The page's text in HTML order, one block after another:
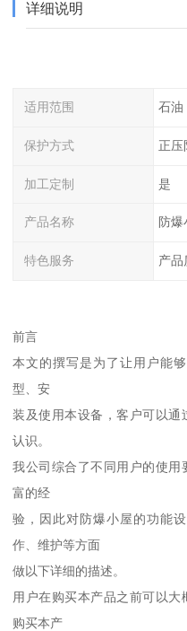
详细说明
适用范围 石油
保护方式 正压
加工定制 是
产品名称 防爆
特色服务 产品
前言
本文的撰写是为了让用户能
型、安
装及使用本设备，客户可以通
认识。
我公司综合了不同用户的使
富的经
验，因此对防爆小屋的功能
作、维护等方面
做以下详细的描述。
用户在购买本产品之前可以
购买本产